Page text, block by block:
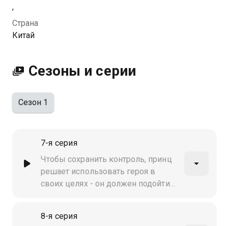
можете совершенно бесплатно в хорошем HD
качестве на Казахтелеком
,
Страна
Китай
Сезоны и серии
Сезон 1
7-я серия
Чтобы сохранить контроль, принц
решает использовать героя в
своих целях - он должен подойти
раскалывают союзников…
8-я серия